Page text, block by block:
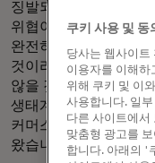
징발되어 거액의 돈을
위협이 되고 있습니다
완전히 이해하고, 제
것이라고 신뢰할 수 없
않을 것입니다. 이러한
생태계를 안전하게 수
커머스를 위한 프레임
왔습니다.
쿠키 사용 및 동
당사는 웹사이트
이용자를 이해하
위해 쿠키 및 이
사용합니다. 일
다른 사이트에서
맞춤형 광고를
합니다. 아래의 '